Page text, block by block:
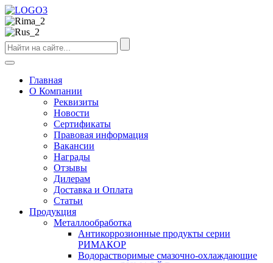
Главная
О Компании
Реквизиты
Новости
Сертификаты
Правовая информация
Вакансии
Награды
Отзывы
Дилерам
Доставка и Оплата
Статьи
Продукция
Металлообработка
Антикоррозионные продукты серии
РИМАКОР
Водорастворимые смазочно-охлаждающие